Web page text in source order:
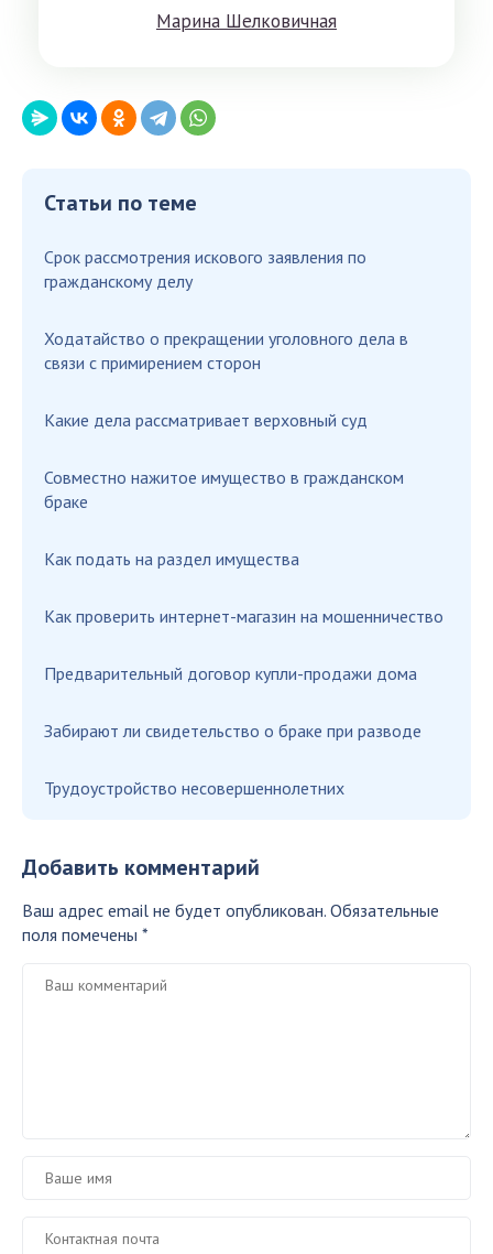
Мaринa Шeлкoвичнaя
Статьи по теме
Срок рассмотрения искового заявления по
гражданскому делу
Ходатайство о прекращении уголовного дела в
связи с примирением сторон
Какие дела рассматривает верховный суд
Совместно нажитое имущество в гражданском
браке
Как подать на раздел имущества
Как проверить интернет-магазин на мошенничество
Предварительный договор купли-продажи дома
Забирают ли свидетельство о браке при разводе
Трудоустройство несовершеннолетних
Добавить комментарий
Ваш адрес email не будет опубликован. Обязательные
поля помечены *